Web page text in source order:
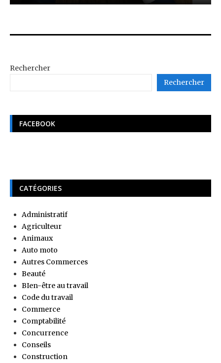
Rechercher
Rechercher
FACEBOOK
CATÉGORIES
Administratif
Agriculteur
Animaux
Auto moto
Autres Commerces
Beauté
BIen-être au travail
Code du travail
Commerce
Comptabilité
Concurrence
Conseils
Construction